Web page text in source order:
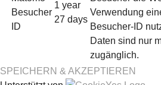
Besucher
ID
1 year
27 days
Verwendung
Besucher-ID
Daten sind nur
zugänglich.
SPEICHERN & AKZEPTIEREN